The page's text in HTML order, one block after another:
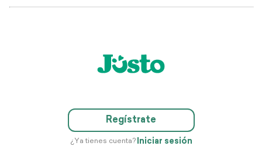
Regístrate
¿Ya tienes cuenta? Iniciar sesión